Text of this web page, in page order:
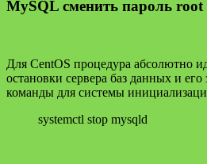
MySQL сменить пароль root
Для CentOS процедура абсолютно
остановки сервера баз данных и его
команды для системы
systemctl stop mysqld